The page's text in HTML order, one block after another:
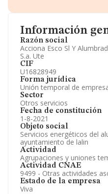
Información
Razón social
Acciona Esco Sl Y
S.a. Ute
CIF
U16828949
Forma jurídica
Unión temporal de
Sector
Otros servicios
Fecha de constitución
1-8-2021
Objeto social
Servicios energéticos del
ayuntamiento de lalin
Actividad
Agrupaciones y uniones
Actividad CNAE
9499 - Otras actividades
Estado de la empresa
Viva
Información oficial y